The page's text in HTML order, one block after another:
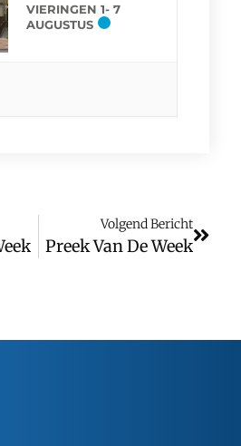
VIERINGEN 1- 7
AUGUSTUS
Volgend Bericht
Preek Van De Week